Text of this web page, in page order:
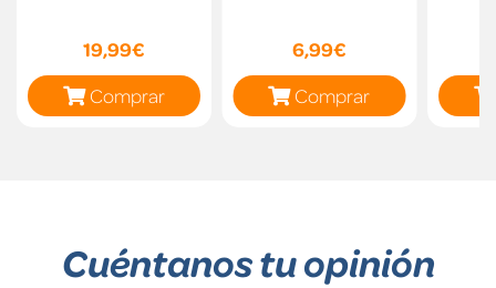
19,99€
Comprar
6,99€
Comprar
Cuéntanos tu opinión